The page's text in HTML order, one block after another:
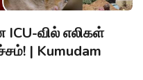
ICU-வில் எலிகள்
| Kumudam